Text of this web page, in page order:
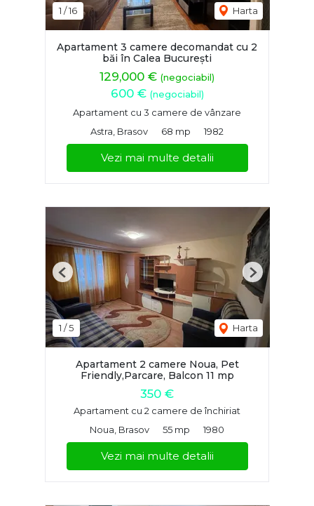
1 /16 Harta
Apartament 3 camere decomandat cu 2
băi în Calea București
129,000 € (negociabil)
600 € (negociabil)
Apartament cu 3 camere de vânzare
Astra, Brasov
68 mp 1982
Vezi mai multe detalii
1 /5 Harta
Previous Next
Apartament 2 camere Noua, Pet
Friendly,Parcare, Balcon 11 mp
350 €
Apartament cu 2 camere de închiriat
Noua, Brasov
55 mp 1980
Vezi mai multe detalii